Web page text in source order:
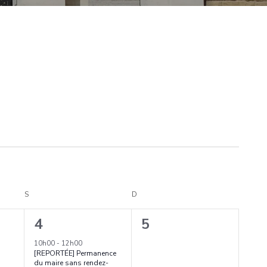
S D
1
é
4
10h00- 12h00
[REPORTÉE] Permanence
du maire sans rendez-
0
5